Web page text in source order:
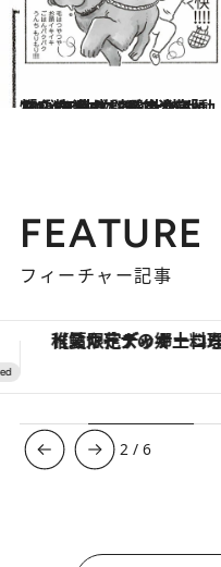
2024.9.6
2024年秋に読みたい「動物」マンガ18選 犬猫から“謎の生物”まで、疲れた心を満たしてくれる「いきもの」が集合！
カルチャー
FEATURE
フィーチャー記事
「土佐和ハーブかき氷」が
3 /6